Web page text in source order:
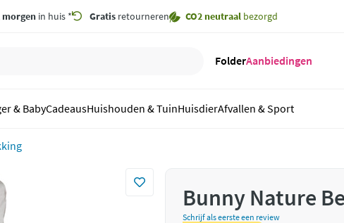
morgen in huis * Gratis retourneren CO2 neutraal bezorgd
FolderAanbiedingen
& BabyCadeausHuishouden & TuinHuisdierAfvallen & Sport
Bunny Nature
Schrijf als eerste een review